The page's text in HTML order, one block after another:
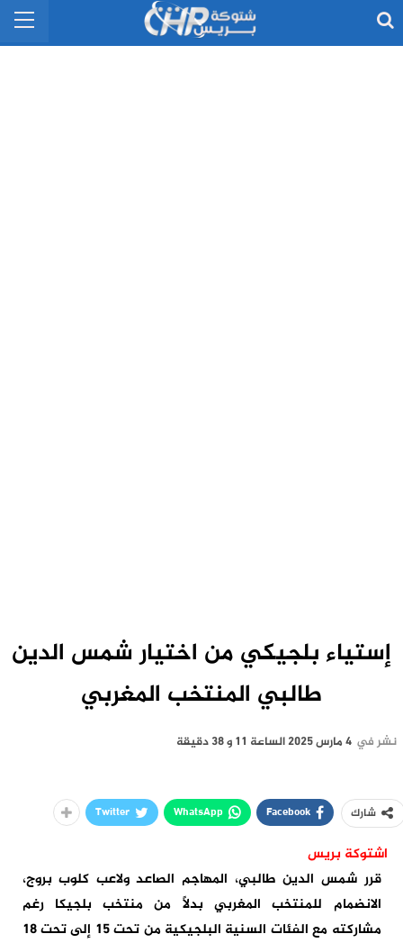
إستياء بلجيكي من اختيار شمس الدين
طالبي المنتخب المغربي
نشر في 4 مارس 2025 الساعة 11 و 38 دقيقة
شارك Facebook
WhatsApp
Twitter
اشتوكة بريس
قرر شمس الدين طالبي، المهاجم الصاعد ولاعب كلوب بروج،
الانضمام للمنتخب المغربي بدلاً من منتخب بلجيكا رغم
مشاركته مع الفئات السنية البلجيكية من تحت 15 إلى تحت 18